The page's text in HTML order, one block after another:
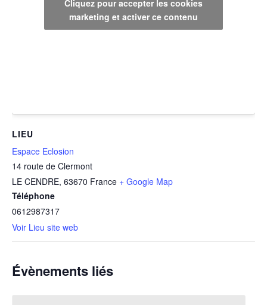
LIEU
Espace Eclosion
14 route de Clermont
LE CENDRE, 63670 France + Google Map
Téléphone
0612987317
Voir Lieu site web
Cliquez pour accepter les cookies
marketing et activer ce contenu
Évènements liés